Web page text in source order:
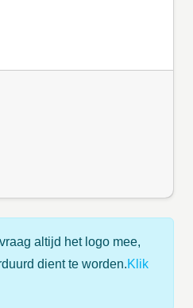
altijd het logo mee,
dient te worden.Klik